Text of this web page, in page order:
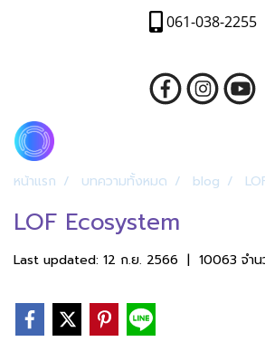
061-038-2255
หน้าแรก บทความทั้งหมด blog
LOF Ecosystem
Last updated: 12 ก.ย. 2566 | 10063 จำน